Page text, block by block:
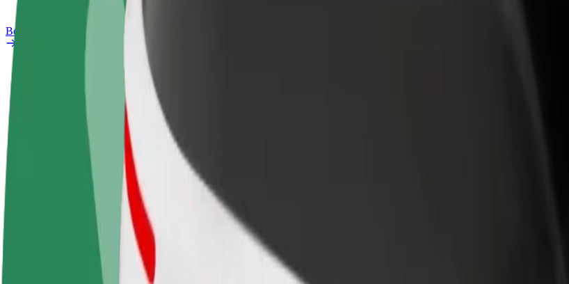
Bolt Plus
Kako se pridružiti
Često postavljana pitanja
Postani vozač
Zarađuj po vlastitim
Postani dostavljač
Dostavljaj hranu i primaj tjedne
isplate
Kako doći od Aéroport do Kedge Business School
Tražiš najbolji način da stigneš od Aéroport do Kedge Business School? Istraži naše usluge i pronađi savršenu za svoje putovanje.